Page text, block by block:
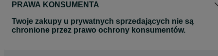
PRAWA KONSUMENTA
Twoje zakupy u prywatnych sprzedających nie są
chronione przez prawo ochrony konsumentów.